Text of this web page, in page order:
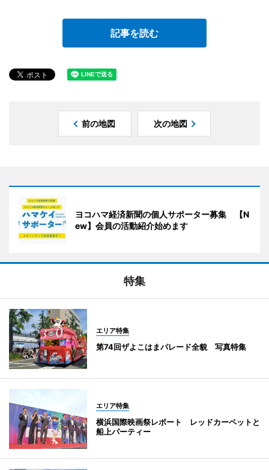
記事を読む
前の地図 次の地図
ヨコハマ経済新聞の個人サポーター募集 【N
ew】会員の活動紹介始めます
特集
エリア特集
第74回ザよこはまパレード全貌 写真特集
エリア特集
横浜国際映画祭レポート レッドカーペットと
船上パーティー